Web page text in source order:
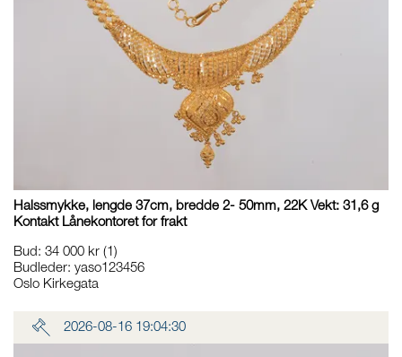
Halssmykke, lengde 37cm, bredde 2- 50mm, 22K Vekt: 31,6 g
Kontakt Lånekontoret for frakt
Bud: 34 000 kr (1)
Budleder: yaso123456
Oslo Kirkegata
2026-08-16 19:04:30